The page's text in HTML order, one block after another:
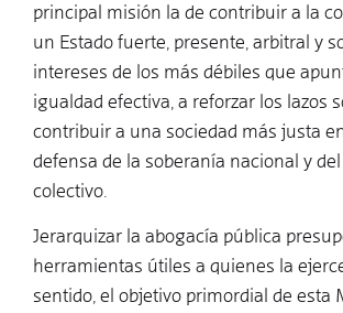
principal misión la de contribuir a la
un Estado fuerte, presente, arbitral y
intereses de los más débiles que
igualdad efectiva, a reforzar los lazos
contribuir a una sociedad más justa
defensa de la soberanía nacional y
colectivo.
Jerarquizar la abogacía pública
herramientas útiles a quienes la
sentido, el objetivo primordial de esta